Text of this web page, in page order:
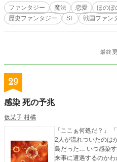
いる鹿人間軍の本拠地
た人間は、発症後五年
つ猫人間となるが、発
る前に人類を滅ぼすことだった。 し
の総司令官である鹿
力は僅か四万人と圧
てとうとう猫人間軍の
かな暮らしを取り戻
決行する。 この物語は、人類の存亡と平和を守るために戦
う戦士たちの勇気と
ファンタジー 魔法 恋愛 ほのぼ
歴史ファンタジー
SF 戦国ファン
最終
29
感染 死の予兆
仮某子 柑橘
「ここぁ何処だ？」
2人が流れついたのは
島だった… いつ感染
来事に遭遇するのか